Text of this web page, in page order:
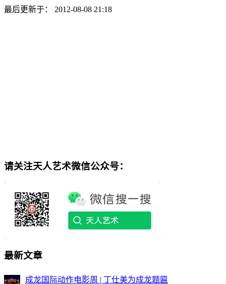
最后更新于： 2012-08-08 21:18
请关注天人艺术微信公众号：
最新文章
成龙国际动作电影周 | 丁仕美为成龙题匾